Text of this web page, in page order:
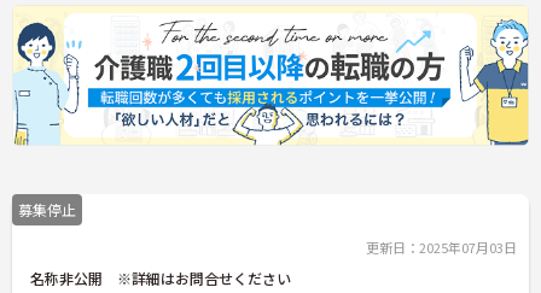
募集停止
更新日：2025年07月03日
名称非公開 ※詳細はお問合せください